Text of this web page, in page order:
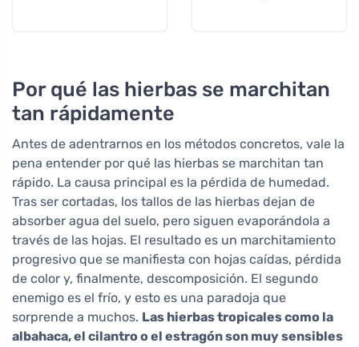
Por qué las hierbas se marchitan
tan rápidamente
Antes de adentrarnos en los métodos concretos, vale la
pena entender por qué las hierbas se marchitan tan
rápido. La causa principal es la pérdida de humedad.
Tras ser cortadas, los tallos de las hierbas dejan de
absorber agua del suelo, pero siguen evaporándola a
través de las hojas. El resultado es un marchitamiento
progresivo que se manifiesta con hojas caídas, pérdida
de color y, finalmente, descomposición. El segundo
enemigo es el frío, y esto es una paradoja que
sorprende a muchos. Las hierbas tropicales como la
albahaca, el cilantro o el estragón son muy sensibles